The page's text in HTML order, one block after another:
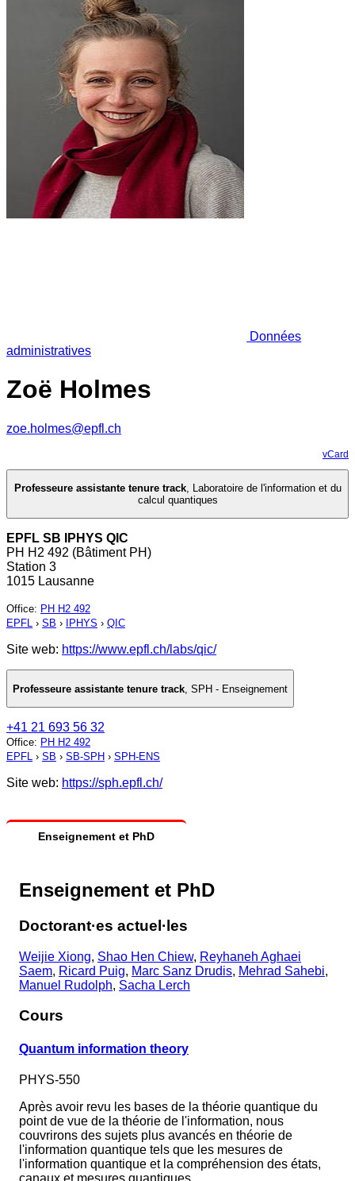
Données
administratives
Zoë Holmes
zoe.holmes@epfl.ch
vCard
Professeure assistante tenure track, Laboratoire de l'information et du
calcul quantiques
EPFL SB IPHYS QIC
PH H2 492 (Bâtiment PH)
Station 3
1015 Lausanne
Office: PH H2 492
EPFL › SB › IPHYS › QIC
Site web: https://www.epfl.ch/labs/qic/
Professeure assistante tenure track SPH - Enseignement
+41 21 693 56 32
Office: PH H2 492
EPFL › SB › SB-SPH › SPH-ENS
Site web: https://sph.epfl.ch/
Enseignement et PhD
Enseignement et PhD
Doctorant·es actuel·les
Weijie Xiong, Shao Hen Chiew, Reyhaneh Aghaei
Saem, Ricard Puig, Marc Sanz Drudis, Mehrad Sahebi,
Manuel Rudolph, Sacha Lerch
Cours
Quantum information theory
PHYS-550
Après avoir revu les bases de la théorie quantique du
point de vue de la théorie de l'information, nous
couvrirons des sujets plus avancés en théorie de
l'information quantique tels que les mesures de
l'information quantique et la compréhension des états,
canaux et mesures quantiques.